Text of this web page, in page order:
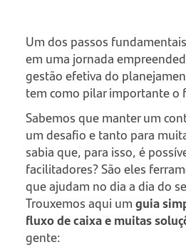
Um dos passos
em uma jornada
gestão efetiva do
tem como pilar importante o
Sabemos que manter um
um desafio e tanto para
sabia que, para isso, é
facilitadores? São eles
que ajudam no dia a dia do
Trouxemos aqui umguia
fluxo de caixa e muitas
gente: